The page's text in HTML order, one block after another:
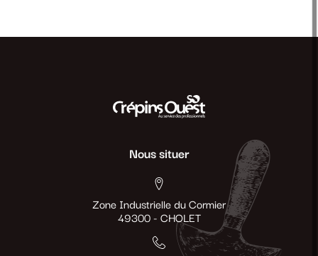
Nous situer
Zone Industrielle du Cormier
49300 - CHOLET